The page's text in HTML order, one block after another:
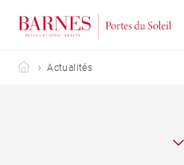
Barnes Portes du Soleil
Actualités